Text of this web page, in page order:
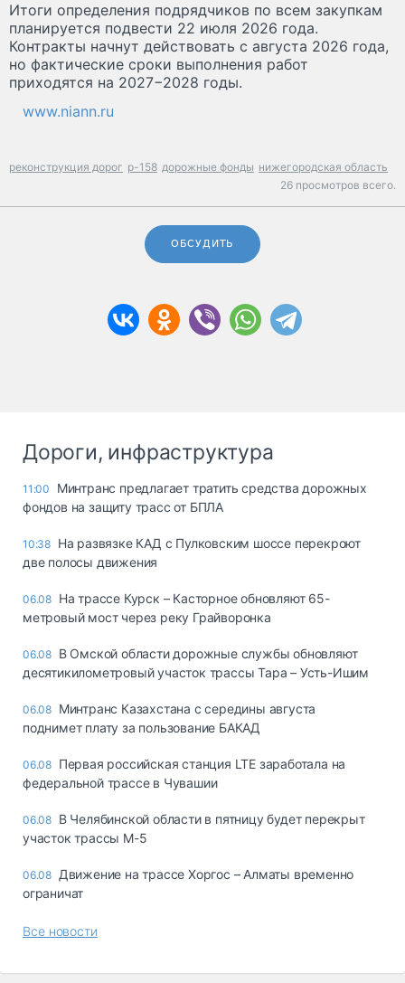
Итоги определения подрядчиков по всем закупкам
планируется подвести 22 июля 2026 года.
Контракты начнут действовать с августа 2026 года,
но фактические сроки выполнения работ
приходятся на 2027−2028 годы.
www.niann.ru
реконструкция дорог р-158 дорожные фонды нижегородская область
26 просмотров всего.
ОБСУДИТЬ
Дороги, инфраструктура
11:00
Минтранс предлагает тратить средства дорожных
фондов на защиту трасс от БПЛА
10:38 На развязке КАД с Пулковским шоссе перекроют
две полосы движения
06.08 На трассе Курск – Касторное обновляют 65-
метровый мост через реку Грайворонка
06.08 В Омской области дорожные службы обновляют
десятикилометровый участок трассы Тара – Усть-Ишим
06.08 Минтранс Казахстана с середины августа
поднимет плату за пользование БАКАД
06.08 Первая российская станция LTE заработала на
федеральной трассе в Чувашии
06.08 В Челябинской области в пятницу будет перекрыт
участок трассы М-5
06.08 Движение на трассе Хоргос – Алматы временно
ограничат
Все новости